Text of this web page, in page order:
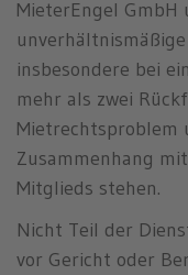
MieterEngel
insbesondere bei
mehr als zwei
Mietrechtsproblem
Zusammenhang
Mitglieds stehen.
Nicht Teil der
vor Gericht oder